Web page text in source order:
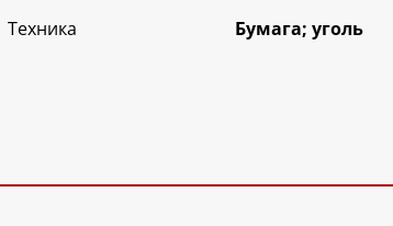
Техника
Бумага; уголь